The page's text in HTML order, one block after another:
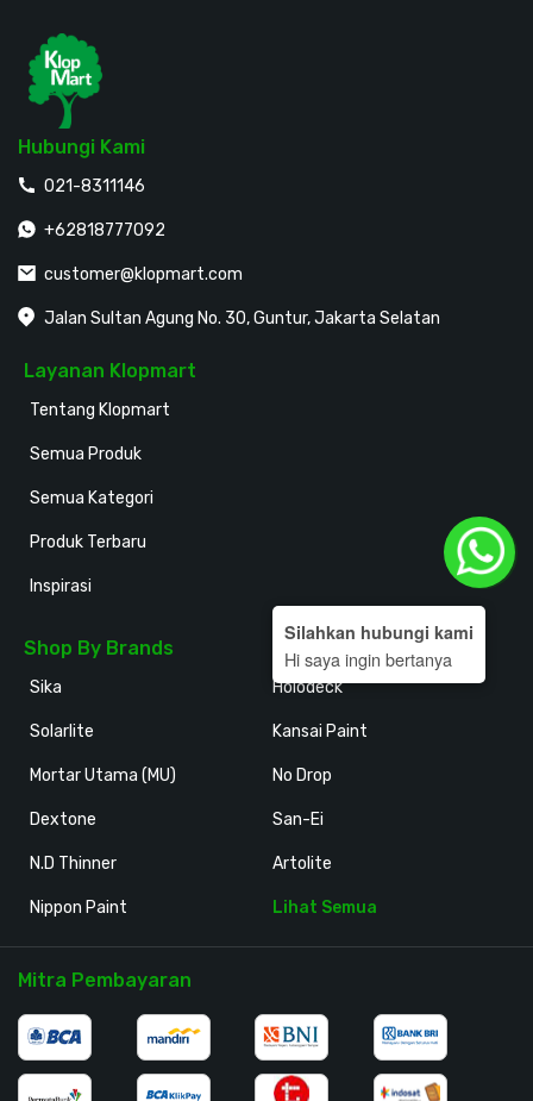
Hubungi Kami
021-8311146
+62818777092
customer@klopmart.com
Jalan Sultan Agung No. 30, Guntur, Jakarta Selatan
Layanan Klopmart
Tentang Klopmart
Semua Produk
Semua Kategori
Produk Terbaru
Inspirasi
Shop By Brands
Sika
Solarlite
Mortar Utama (MU)
Dextone
N.D Thinner
Nippon Paint
Holodeck
Kansai Paint
No Drop
San-Ei
Artolite
Lihat Semua
Mitra Pembayaran
Silahkan hubungi kami
Hi saya ingin bertanya